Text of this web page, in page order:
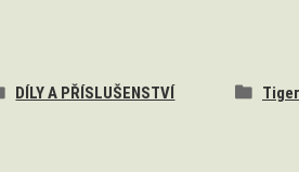
DÍLY A PŘÍSLUŠENSTVÍ